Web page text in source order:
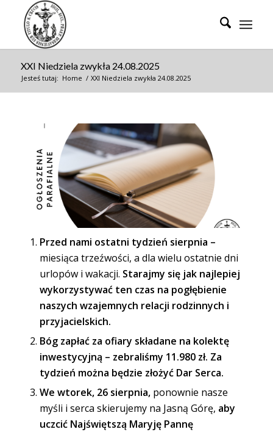
XXI Niedziela zwykła 24.08.2025
Jesteś tutaj: Home / XXI Niedziela zwykła 24.08.2025
Przed nami ostatni tydzień sierpnia –
miesiąca trzeźwości, a dla wielu ostatnie dni
urlopów i wakacji. Starajmy się jak najlepiej
wykorzystywać ten czas na pogłębienie
naszych wzajemnych relacji rodzinnych i
przyjacielskich.
Bóg zapłać za ofiary składane na kolektę
inwestycyjną – zebraliśmy 11.980 zł. Za
tydzień można będzie złożyć Dar Serca.
We wtorek, 26 sierpnia, ponownie nasze
myśli i serca skierujemy na Jasną Górę, aby
uczcić Najświętszą Maryję Pannę